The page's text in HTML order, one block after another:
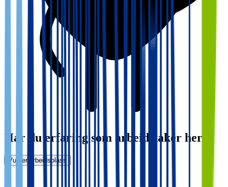
Har du erfaring som arbeidstaker her?
Vurder arbeidsplass